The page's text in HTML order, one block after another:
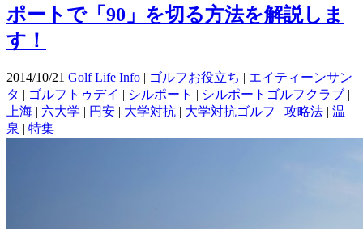
ポートで「90」を切る方法を解説しま
す！
2014/10/21 Golf Life Info | ゴルフお役立ち | エイティーンサン
タ | ゴルフトゥデイ | シルポート | シルポートゴルフクラブ |
上海 | 六大学 | 円安 | 大学対抗 | 大学対抗ゴルフ | 攻略法 | 温
泉 | 特集